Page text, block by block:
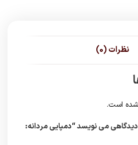
نظرات (0)
است.
می نویسد “دمپایی مردانه: